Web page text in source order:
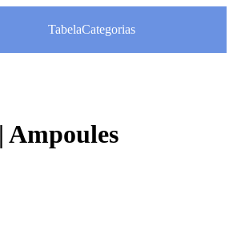
TabelaCategorias